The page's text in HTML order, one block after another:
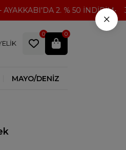
2. % 50 İNDİRİM
0 0
MAYO/DENİZ
×